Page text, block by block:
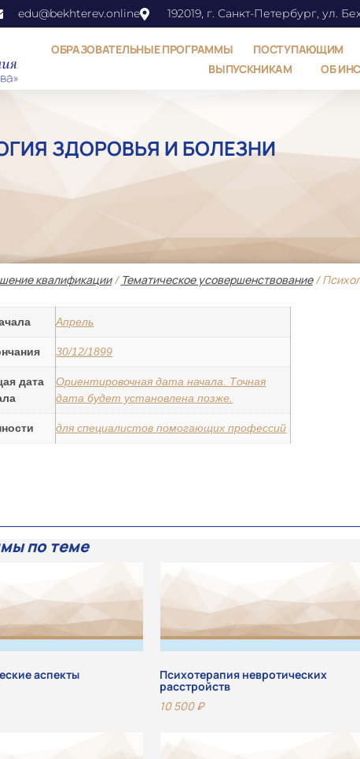
edu@bekhterev.online 192019, г. Санкт-Петербург, ул.
ОБРАЗОВАТЕЛЬНЫЕ ПРОГРАММЫ ПОСТУПАЮЩИМ
ВЫПУСКНИКАМ
ОБ
ЗДОРОВЬЯ И БОЛЕЗНИ
квалификации/ Тематическое усовершенствование/
Апрель
30/12/1899
дата
Ориентировочная дата начала. Точная
дата будет установлена позже.
для специалистов помогающих профессий
по теме
аспекты Психотерапия невротических
расстройств
10 500₽